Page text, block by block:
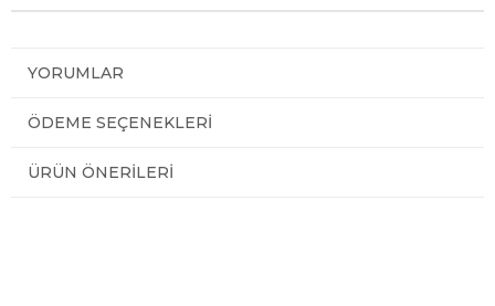
YORUMLAR
ÖDEME SEÇENEKLERI
ÜRÜN ÖNERILERI